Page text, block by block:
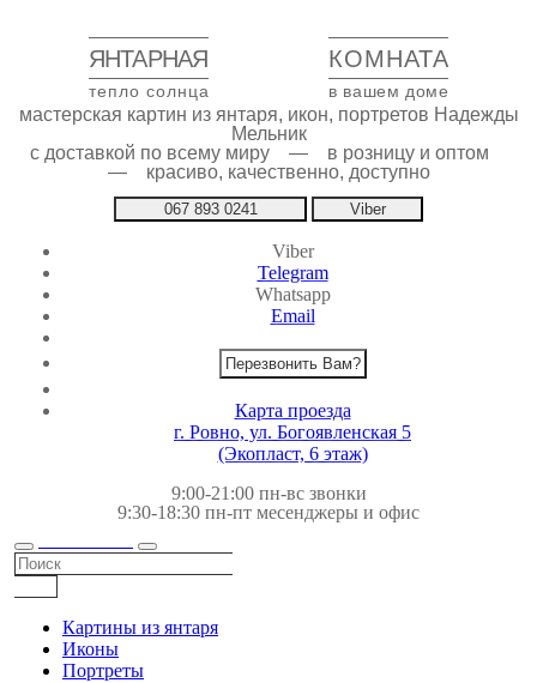
ЯНТАРНАЯ КОМНАТА
тепло солнца в вашем доме
мастерская картин из янтаря, икон, портретов Надежды
Мельник
с доставкой по всему миру — в розницу и оптом
— красиво, качественно, доступно
067 893 0241 Viber
Viber
Telegram
Whatsapp
Email
Перезвонить Вам?
Карта проезда
г. Ровно, ул. Богоявленская 5
(Экопласт, 6 этаж)
9:00-21:00 пн-вс звонки
9:30-18:30 пн-пт месенджеры и офис
Картины из янтаря
Иконы
Портреты